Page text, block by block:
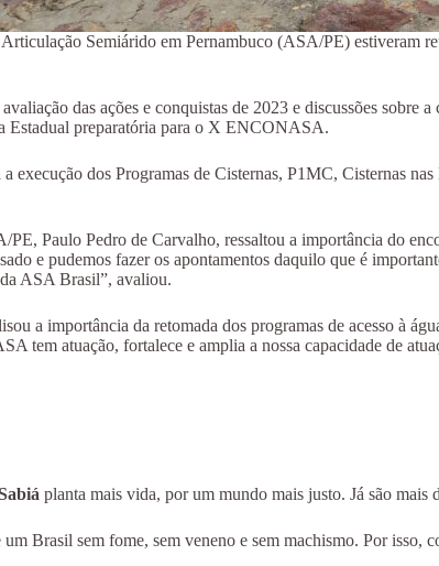
Semiárido em Pernambuco (ASA/PE) estiveram
das ações e conquistas de 2023 e discussões
Estadual preparatória para o X ENCONASA.
execução dos Programas de Cisternas, P1MC, Cisternas
PE, Paulo Pedro de Carvalho, ressaltou a importância do
e pudemos fazer os apontamentos daquilo que é
ASA Brasil”, avaliou.
a importância da retomada dos programas de acesso à
tem atuação, fortalece e amplia a nossa capacidade de
planta mais vida, por um mundo mais justo. Já são
Brasil sem fome, sem veneno e sem machismo. Por isso,